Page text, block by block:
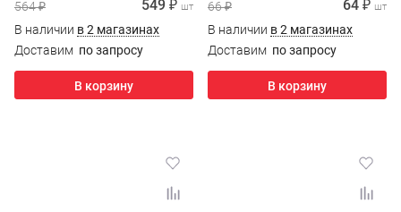
564 ₽ 549 ₽ шт
В наличии в 2 магазинах
Доставим по запросу
В корзину
66 ₽ 64 ₽ шт
В наличии в 2 магазинах
Доставим по запросу
В корзину